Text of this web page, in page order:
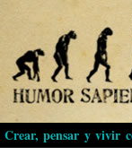
Crear, pensar y vivir